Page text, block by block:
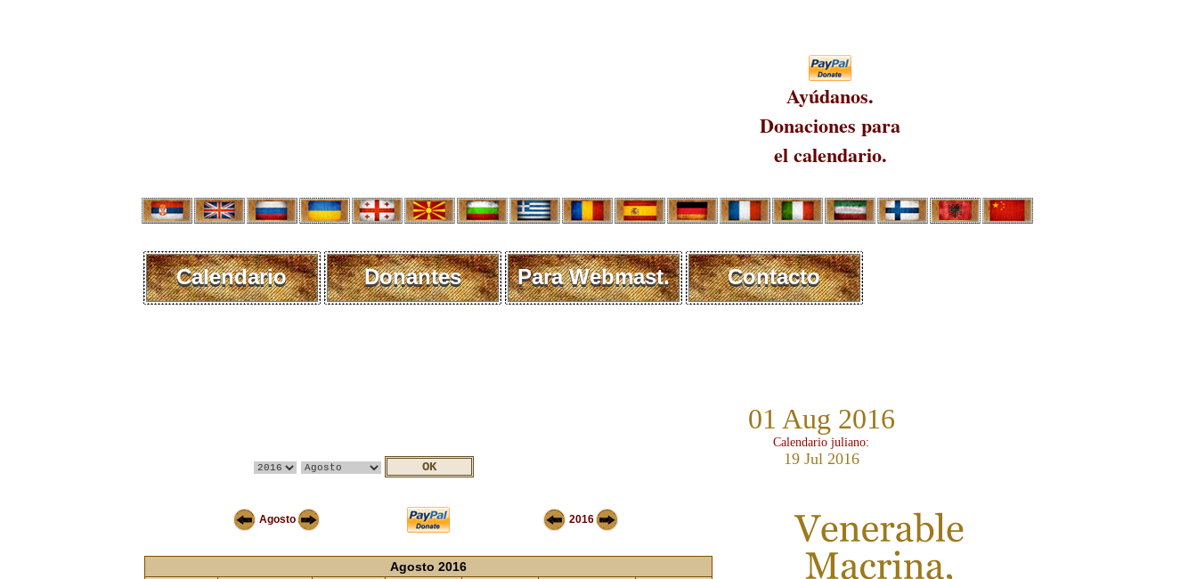
Ayúdanos.
Donaciones para
el calendario.
Calendario Donantes Para Webmast. Contacto
01 Aug 2016
Calendario juliano:
19 Jul 2016
Agosto 2016
Agosto 2016